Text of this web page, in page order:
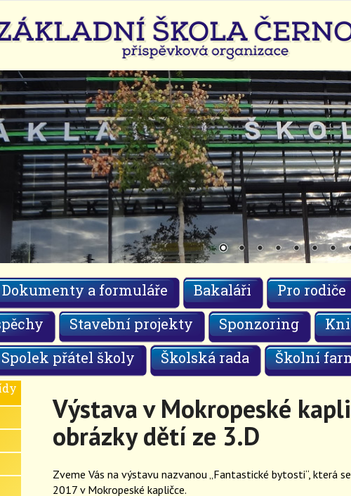
Dokumenty a formuláře Bakaláři Pro rodiče
Stavební projekty Sponzoring
Spolek přátel školy Školská rada Školní
Výstava v Mokropeské
obrázky dětí ze 3.D
Zveme Vás na výstavu nazvanou „Fantastické bytosti“, která
2017 v Mokropeské kapličce.